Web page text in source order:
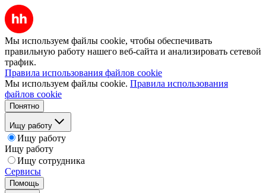
Мы используем файлы cookie, чтобы обеспечивать
правильную работу нашего веб-сайта и анализировать сетевой
трафик.
Правила использования файлов cookie
Мы используем файлы cookie. Правила использования
файлов cookie
Понятно
Ищу работу
Ищу работу
Ищу работу
Ищу сотрудника
Сервисы
Помощь